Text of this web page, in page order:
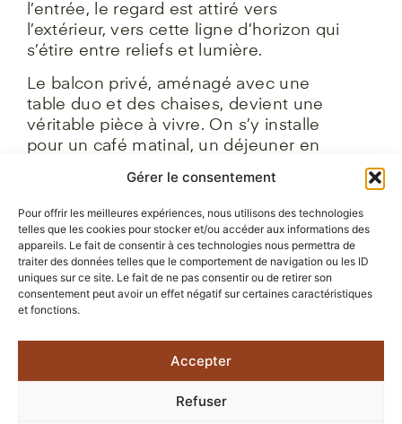
Gérer le consentement
Pour offrir les meilleures expériences, nous utilisons des technologies
telles que les cookies pour stocker et/ou accéder aux informations des
appareils. Le fait de consentir à ces technologies nous permettra de
traiter des données telles que le comportement de navigation ou les ID
uniques sur ce site. Le fait de ne pas consentir ou de retirer son
consentement peut avoir un effet négatif sur certaines caractéristiques
et fonctions.
Accepter
Refuser
l’entrée, le regard est attiré vers
l’extérieur, vers cette ligne d’horizon qui
s’étire entre reliefs et lumière.
Le balcon privé, aménagé avec une
table duo et des chaises, devient une
véritable pièce à vivre. On s’y installe
pour un café matinal, un déjeuner en
service en chambre. Chaque moment y
prend une autre dimension, porté par le
paysage.
Comme une lettre adressée à la nature,
cette chambre invite à contempler sans
interruption. Les montagnes du Vercors
majestueuse, tandis que les paysages
de l’Ardèche apportent profondeur et
mouvement. Le spectacle évolue au fil
des heures, offrant une expérience